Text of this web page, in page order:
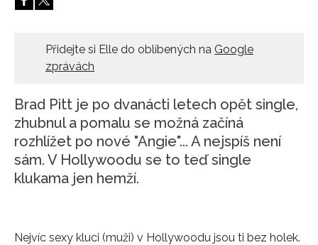
Přidejte si Elle do oblíbených na Google
zprávách
Brad Pitt je po dvanácti letech opět single,
zhubnul a pomalu se možná začíná
rozhlížet po nové "Angie"... A nejspíš není
sám. V Hollywoodu se to teď single
klukama jen hemží.
Nejvíc sexy kluci (muži) v Hollywoodu jsou ti bez holek.